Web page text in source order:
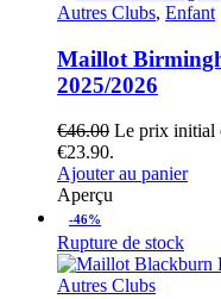
Autres Clubs, Enfant
Maillot
2025/2026
€46.00 Le prix initial
€23.90.
Ajouter au panier
Aperçu
-46%
Rupture de stock
Autres Clubs